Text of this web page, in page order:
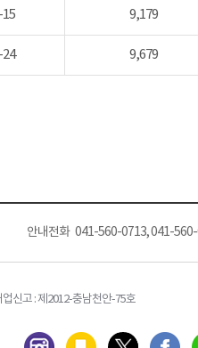
15 9,179
9,679
안내전화 041-560-0713, 041-
고 : 제2012-충남천안-75호